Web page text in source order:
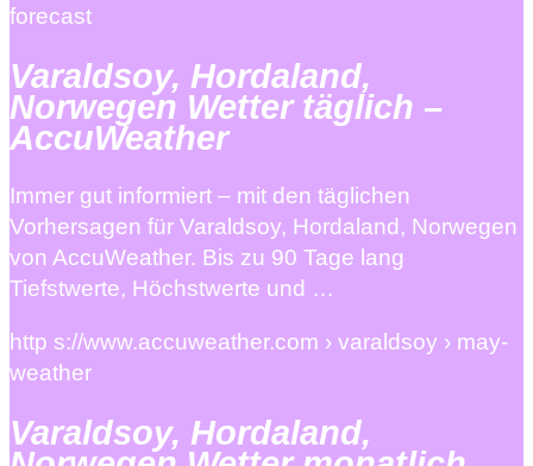
forecast
Varaldsoy, Hordaland,
Norwegen Wetter täglich –
AccuWeather
Immer gut informiert – mit den täglichen
Vorhersagen für Varaldsoy, Hordaland, Norwegen
von AccuWeather. Bis zu 90 Tage lang
Tiefstwerte, Höchstwerte und …
http s://www.accuweather.com › varaldsoy › may-
weather
Varaldsoy, Hordaland,